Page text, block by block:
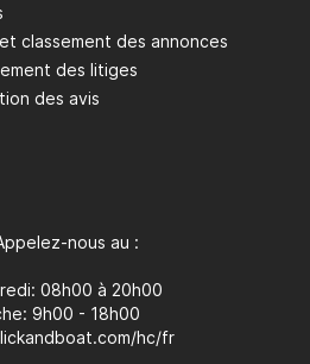
classement des annonces
des litiges
des avis
nous au :
08h00 à 20h00
9h00 - 18h00
hc/fr